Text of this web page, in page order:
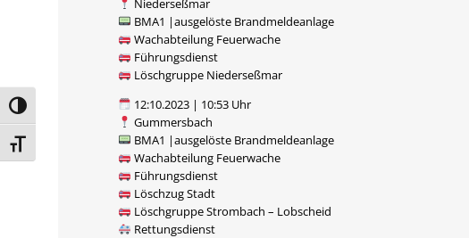
Umschalten auf hohe Kontraste
Schrift vergrößern
BMA1 |ausgelöste Brandmeldeanlage
Wachabteilung Feuerwache
Führungsdienst
Löschgruppe Niederseßmar
12:10.2023 | 10:53 Uhr
Gummersbach
BMA1 |ausgelöste Brandmeldeanlage
Wachabteilung Feuerwache
Führungsdienst
Löschzug Stadt
Löschgruppe Strombach – Lobscheid
Rettungsdienst